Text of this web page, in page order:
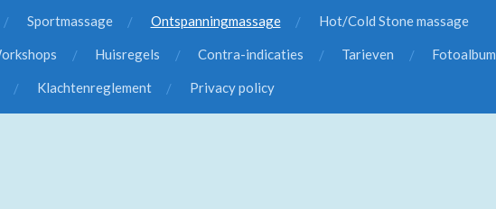
Sportmassage Ontspanningmassage Hot/Cold Stone massage
Huisregels Contra-indicaties Tarieven Fotoalbum
Klachtenreglement Privacy policy